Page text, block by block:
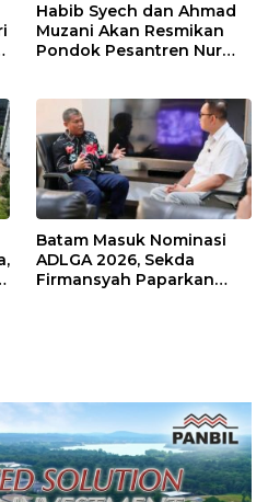
Habib Syech dan Ahmad
Muzani Akan Resmikan
Pondok Pesantren Nur
Batam Masuk Nominasi
ADLGA 2026, Sekda
Firmansyah Paparkan